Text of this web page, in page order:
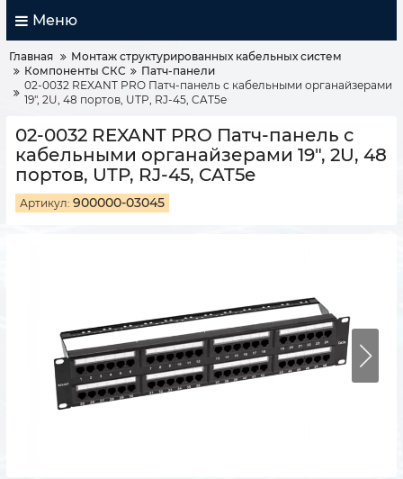
Меню
Главная
Монтаж структурированных кабельных систем
Компоненты СКС
Патч-панели
02-0032 REXANT PRO Патч-панель с кабельными органайзерами
19", 2U, 48 портов, UTP, RJ-45, CAT5e
02-0032 REXANT PRO Патч-панель с
кабельными органайзерами 19", 2U, 48
портов, UTP, RJ-45, CAT5e
Артикул: 900000-03045